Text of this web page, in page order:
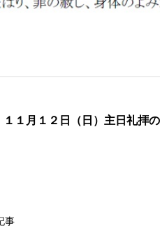
１１月１２日（日）主日礼拝
事